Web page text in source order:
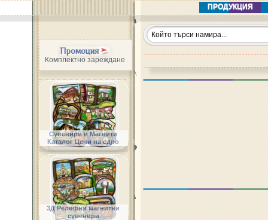
ПРОДУКЦИЯ
Промоция
Комплектно зареждане
Сувенири и Магнити
Каталог Цени на едро
3Д Релефни магнитни
сувенири